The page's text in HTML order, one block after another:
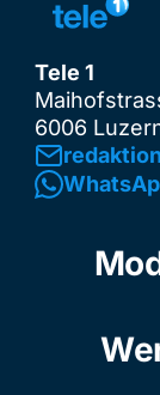
Tele 1
6006